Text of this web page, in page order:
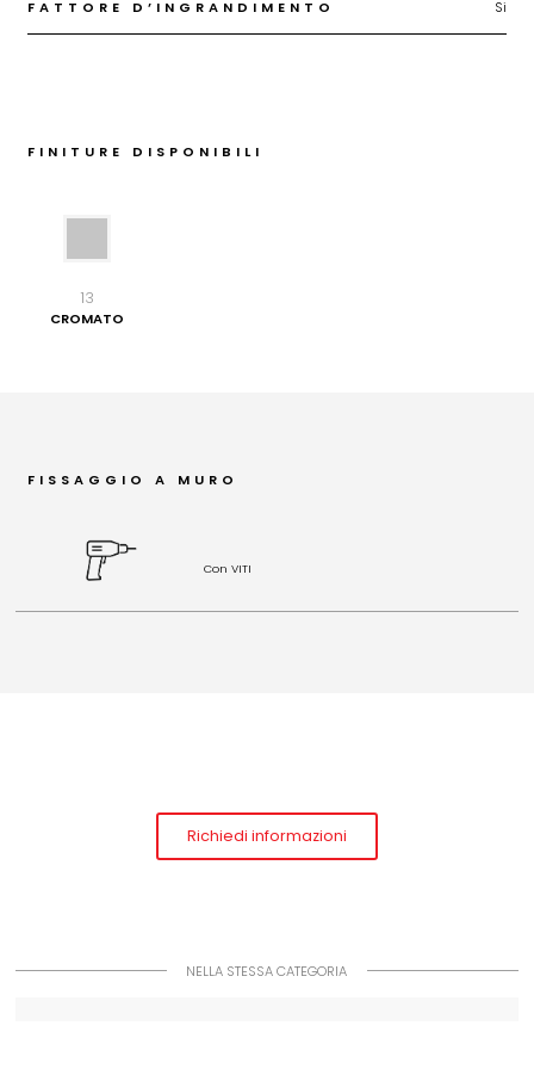
FATTORE D’INGRANDIMENTO Si
FINITURE DISPONIBILI
13
CROMATO
FISSAGGIO A MURO
Con VITI
Richiedi informazioni
NELLA STESSA CATEGORIA